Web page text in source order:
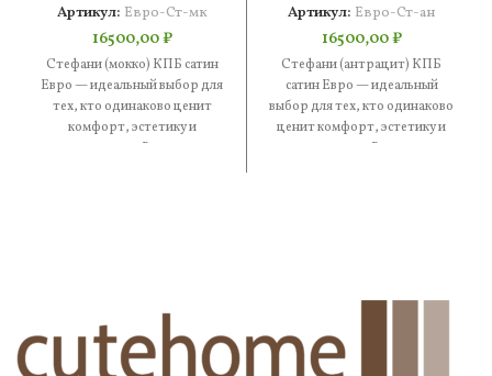
Артикул: Евро-Ст-мк
16500,00₽
Стефани (мокко) КПБ сатин
Евро — идеальный выбор для
тех, кто одинаково ценит
комфорт, эстетику и
практичность. В составе —
Артикул: Евро-Ст-ан
16500,00₽
Стефани (антрацит) КПБ
сатин Евро — идеальный
выбор для тех, кто одинаково
ценит комфорт, эстетику и
практичность. В составе —